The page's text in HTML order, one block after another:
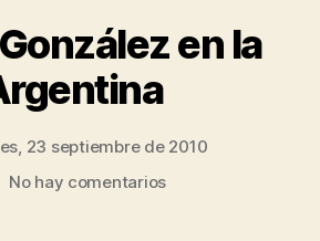
en la
Autor
la
J
e
s
R
23 septiembre de 2010
No hay comentariosen